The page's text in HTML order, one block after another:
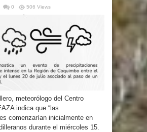
0 506 Views
meteorólogo del Centro
indica que “las
comenzarían inicialmente en
durante el miércoles 15.